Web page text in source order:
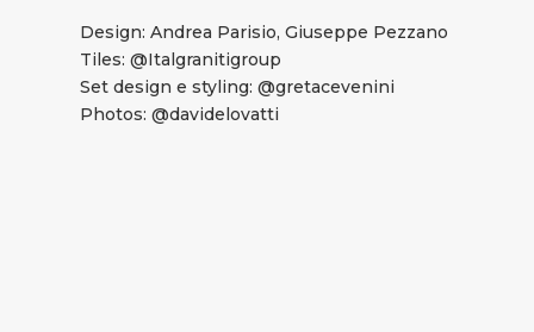
Design: Andrea Parisio, Giuseppe Pezzano
Tiles: @Italgranitigroup
Set design e styling: @gretacevenini
Photos: @davidelovatti